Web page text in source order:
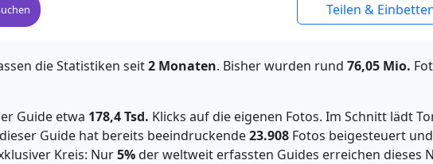
Teilen &
die Statistiken seit2 Monaten. Bisher wurden rund 76,05 Mio.
Guide etwa 178,4 Tsd. Klicks auf die eigenen Fotos. Im Schnitt lädt
Guide hat bereits beeindruckende23.908 Fotos beigesteuert und
Kreis: Nur5%der weltweit erfassten Guides erreichen dieses